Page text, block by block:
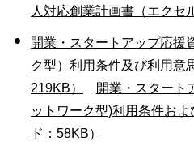
人対応創業計画書（エクセ
開業・スタートアップ応援
ク型）利用条件及び利用意
219KB）
開業・スタート
ットワーク型)利用条件お
ド：58KB）